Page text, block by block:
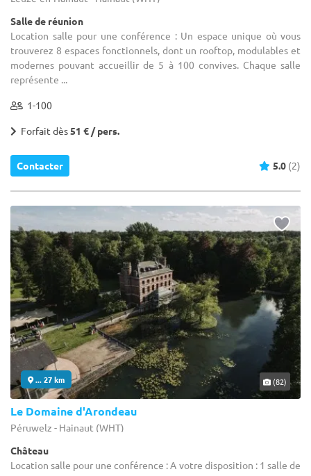
Salle de réunion
Location salle pour une conférence : Un espace unique où vous
trouverez 8 espaces fonctionnels, dont un rooftop, modulables et
modernes pouvant accueillir de 5 à 100 convives. Chaque salle
représente ...
1-100
Forfait dès51 € / pers.
Contacter 5.0 (2)
... 27 km (82)
Le Domaine d'Arondeau
Péruwelz - Hainaut (WHT)
Château
Location salle pour une conférence : A votre disposition : 1 salle de